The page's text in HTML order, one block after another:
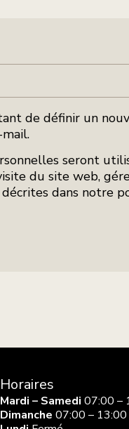
de définir un
seront
du site web,
décrites dans notre
Horaires
Mardi – Samedi 07:00 –
Dimanche 07:00 – 13:00